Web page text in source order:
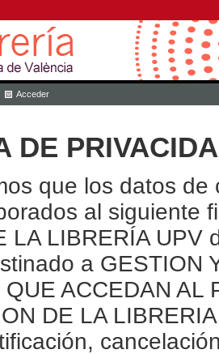
Acceder
DE
que los datos
al siguiente
LA LIBRERÍA
a GESTION
ACCEDAN AL
DE LA